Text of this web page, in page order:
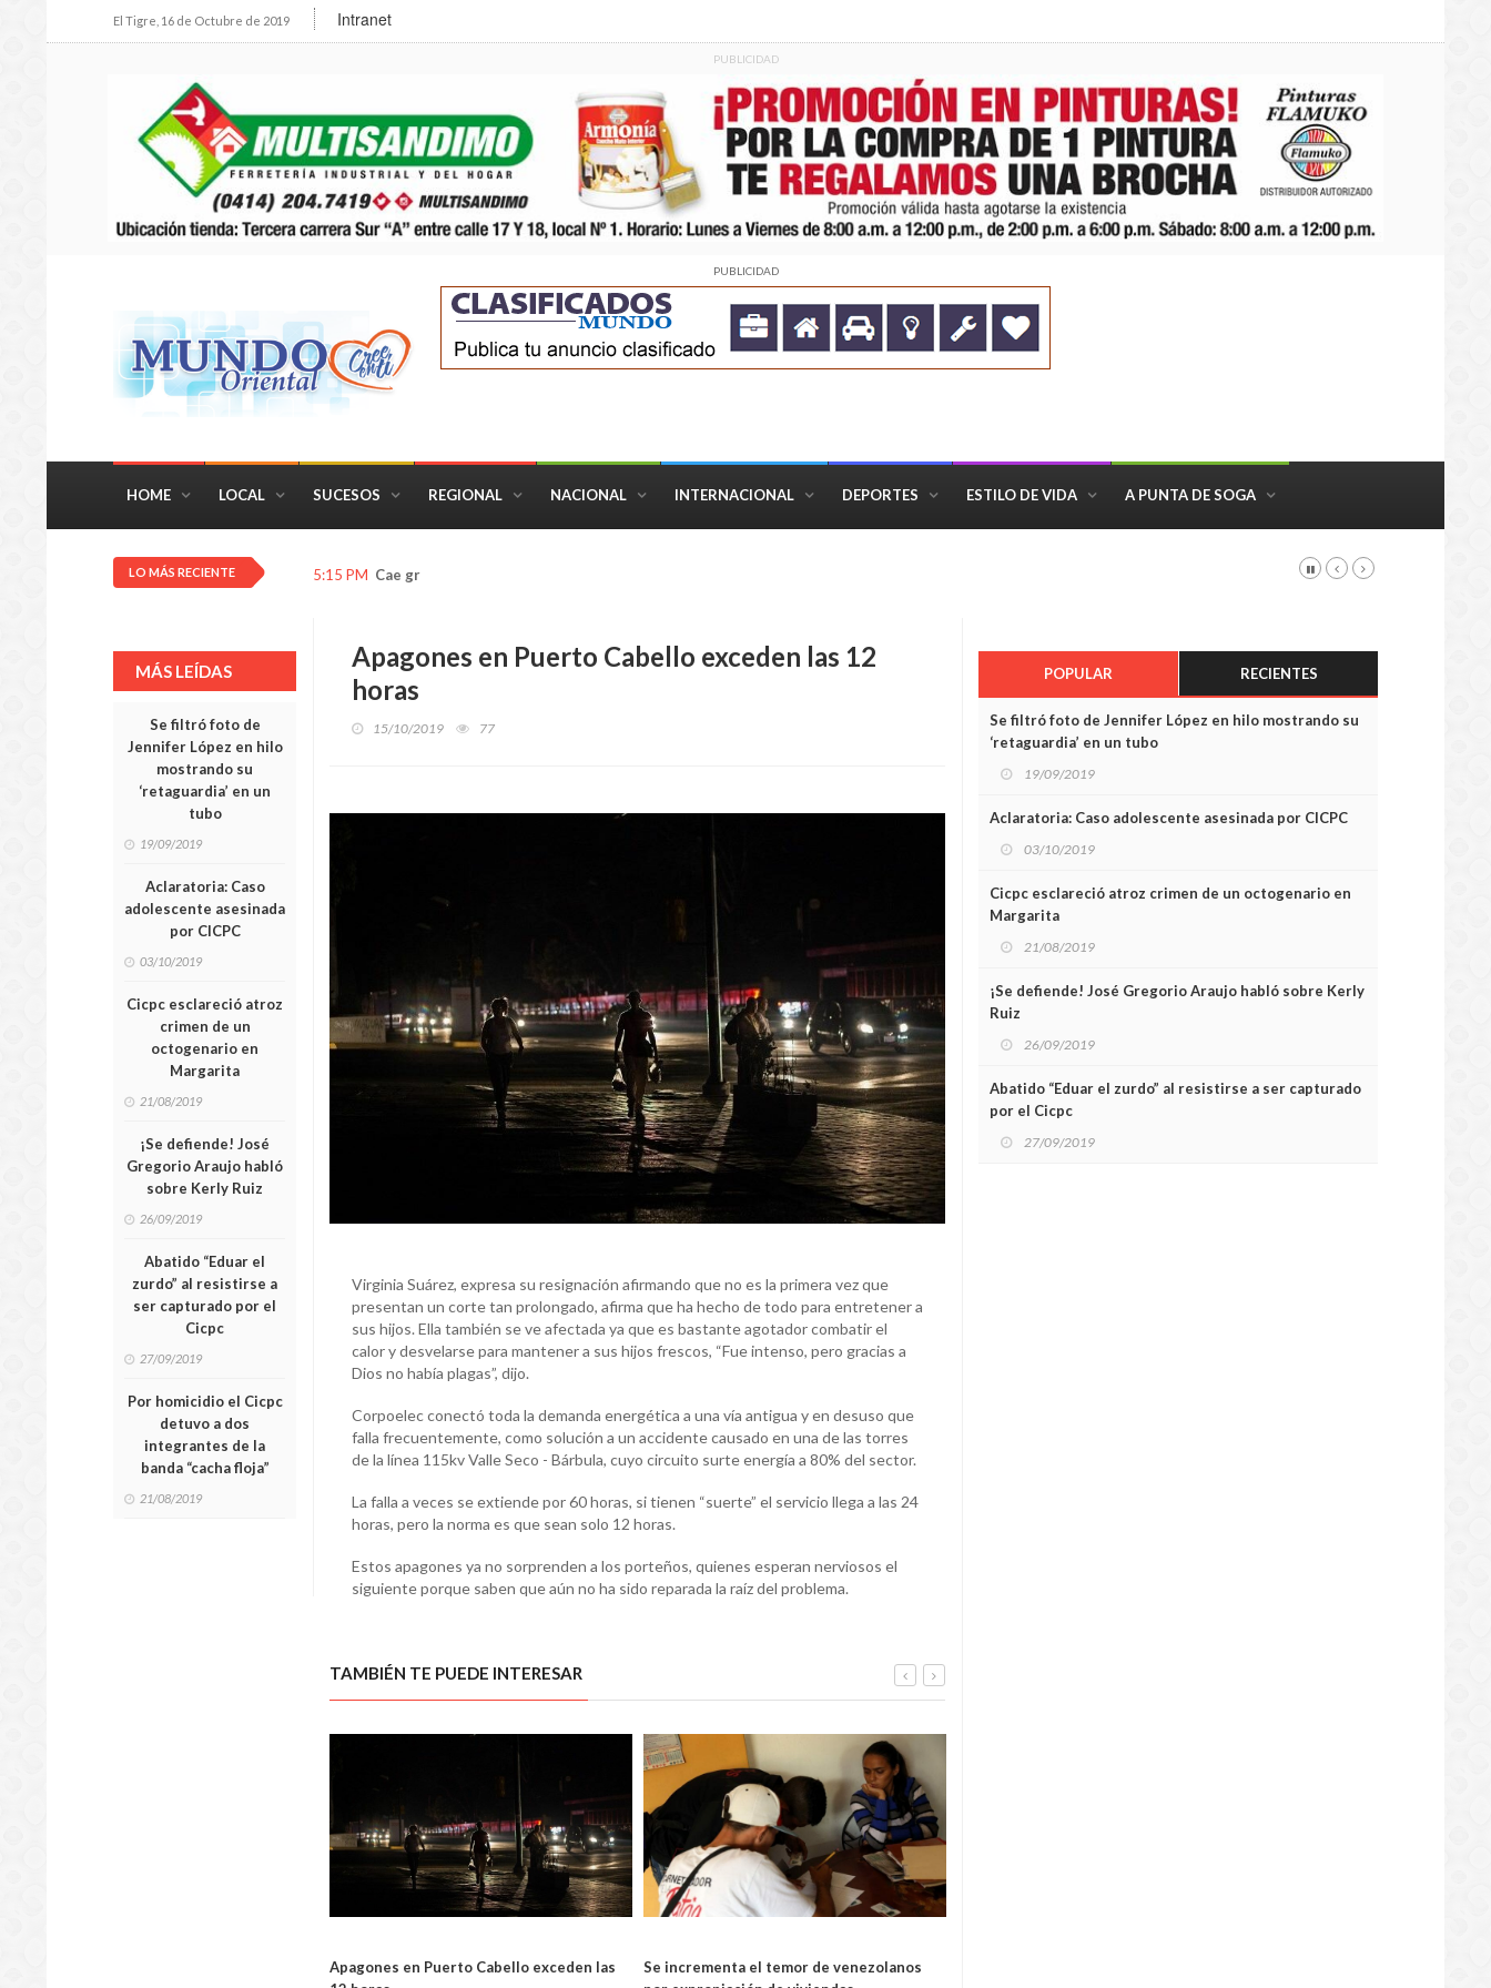
El Tigre, 16 de Octubre de 2019 Intranet
PUBLICIDAD
PUBLICIDAD
HOME LOCAL SUCESOS REGIONAL NACIONAL INTERNACIONAL DEPORTES ESTILO DE VIDA A PUNTA DE SOGA
LO MÁS RECIENTE 5:15 PM Cae granizo en Caracas según últimos reportes
MÁS LEÍDAS
Se filtró foto de
Jennifer López en hilo
mostrando su
‘retaguardia’ en un
tubo
19/09/2019
Aclaratoria: Caso
adolescente asesinada
por CICPC
03/10/2019
Cicpc esclareció atroz
crimen de un
octogenario en
Margarita
21/08/2019
¡Se defiende! José
Gregorio Araujo habló
sobre Kerly Ruiz
26/09/2019
Abatido “Eduar el
zurdo” al resistirse a
ser capturado por el
Cicpc
27/09/2019
Por homicidio el Cicpc
detuvo a dos
integrantes de la
banda “cacha floja”
21/08/2019
Apagones en Puerto Cabello exceden las 12
horas
15/10/2019 77
Virginia Suárez, expresa su resignación afirmando que no es la primera vez que
presentan un corte tan prolongado, afirma que ha hecho de todo para entretener a
sus hijos. Ella también se ve afectada ya que es bastante agotador combatir el
calor y desvelarse para mantener a sus hijos frescos, “Fue intenso, pero gracias a
Dios no había plagas”, dijo.
Corpoelec conectó toda la demanda energética a una vía antigua y en desuso que
falla frecuentemente, como solución a un accidente causado en una de las torres
de la línea 115kv Valle Seco - Bárbula, cuyo circuito surte energía a 80% del sector.
La falla a veces se extiende por 60 horas, si tienen “suerte” el servicio llega a las 24
horas, pero la norma es que sean solo 12 horas.
Estos apagones ya no sorprenden a los porteños, quienes esperan nerviosos el
siguiente porque saben que aún no ha sido reparada la raíz del problema.
TAMBIÉN TE PUEDE INTERESAR
Apagones en Puerto Cabello exceden las
Se incrementa el temor de venezolanos
POPULAR RECIENTES
Se filtró foto de Jennifer López en hilo mostrando su
‘retaguardia’ en un tubo
19/09/2019
Aclaratoria: Caso adolescente asesinada por CICPC
03/10/2019
Cicpc esclareció atroz crimen de un octogenario en
Margarita
21/08/2019
¡Se defiende! José Gregorio Araujo habló sobre Kerly
Ruiz
26/09/2019
Abatido “Eduar el zurdo” al resistirse a ser capturado
por el Cicpc
27/09/2019